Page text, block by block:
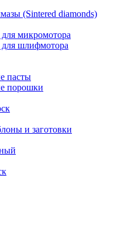
(Sintered diamonds)
микромотора
шлифмотора
пасты
порошки
и заготовки